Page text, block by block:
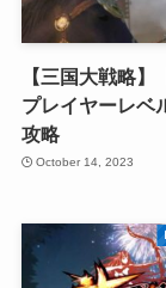
【三国大戦略】
プレイヤーレベ
攻略
October 14, 2023